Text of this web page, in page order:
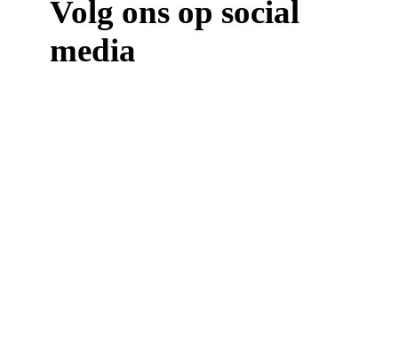
Volg ons op social
media